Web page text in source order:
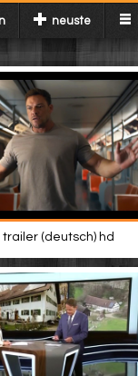
neuste
(deutsch) hd